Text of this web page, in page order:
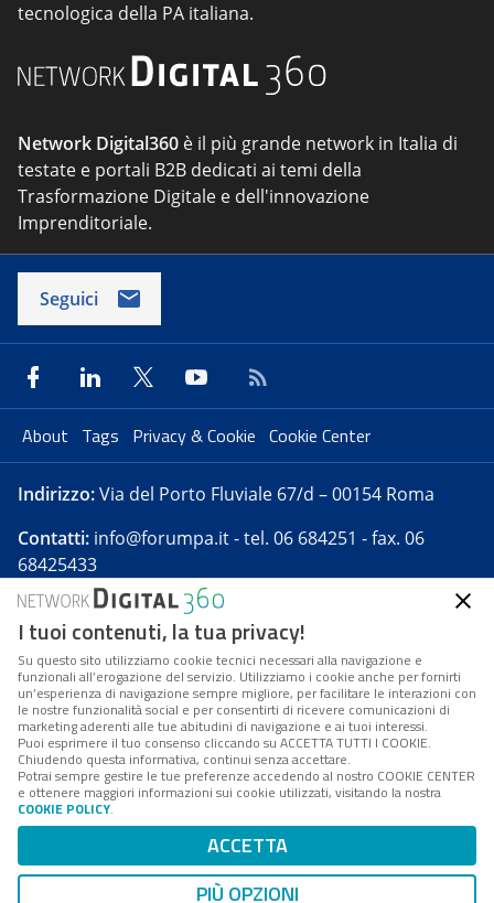
tecnologica della PA italiana.
Network Digital360 è il più grande network in Italia di
testate e portali B2B dedicati ai temi della
Trasformazione Digitale e dell'innovazione
Imprenditoriale.
Seguici
About Tags Privacy & Cookie Cookie Center
Indirizzo:Via del Porto Fluviale 67/d – 00154 Roma
Contatti: info@forumpa.it- tel. 06 684251 - fax. 06
68425433
Forumpa.itè una pubblicazione telematica iscritta
presso Registro della stampa del Tribunale di Roma -
Reg. n. 182 del 2 maggio 2008 - Direttore resp. Michela
Stentella
FPA s.r.l. è società soggetta a Direzione e
Coordinamento da parte di Digital360 S.p.A. - FPA s.r.l.
è un'azienda certificata per il sistema di management
Codice Fiscale/Partita IVA n. 10693191008 - R.E.A. Roma
n. 1249791. ISP AWS
Mappa del sito
I tuoi contenuti, la tua privacy!
Su questo sito utilizziamo cookie tecnici necessari alla navigazione e
funzionali all’erogazione del servizio. Utilizziamo i cookie anche per fornirti
un’esperienza di navigazione sempre migliore, per facilitare le interazioni con
le nostre funzionalità social e per consentirti di ricevere comunicazioni di
marketing aderenti alle tue abitudini di navigazione e ai tuoi interessi.
Puoi esprimere il tuo consenso cliccando su ACCETTA TUTTI I COOKIE.
Chiudendo questa informativa, continui senza accettare.
Potrai sempre gestire le tue preferenze accedendo al nostro COOKIE CENTER
e ottenere maggiori informazioni sui cookie utilizzati, visitando la nostra
COOKIE POLICY.
ACCETTA
PIÙ OPZIONI